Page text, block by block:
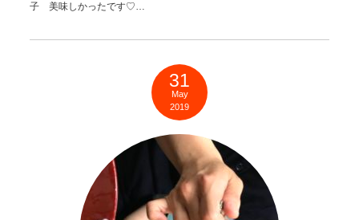
子 美味しかったです♡…
31
May
2019